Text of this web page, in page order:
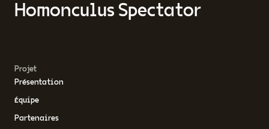
Homonculus Spectator
Projet
Présentation
Équipe
Partenaires